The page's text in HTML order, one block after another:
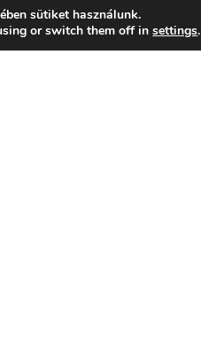
sütiket használunk.
or switch them off insettings.